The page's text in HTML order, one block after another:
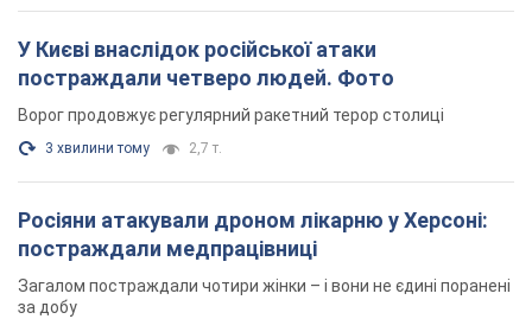
У Києві внаслідок російської атаки
постраждали четверо людей. Фото
Ворог продовжує регулярний ракетний терор столиці
3 хвилини тому 2,7 т.
Росіяни атакували дроном лікарню у Херсоні:
постраждали медпрацівниці
Загалом постраждали чотири жінки – і вони не єдині поранені
за добу